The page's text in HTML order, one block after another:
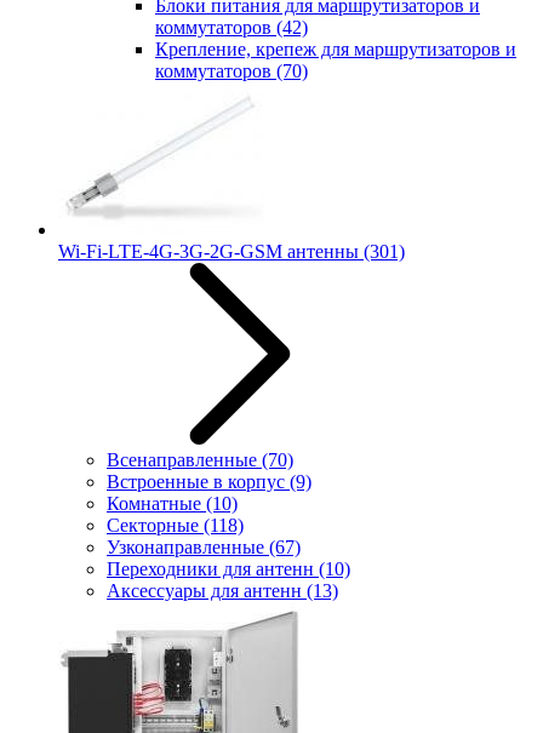
Блоки питания для маршрутизаторов и
коммутаторов (42)
Крепление, крепеж для маршрутизаторов и
коммутаторов (70)
Wi-Fi-LTE-4G-3G-2G-GSM антенны (301)
Всенаправленные (70)
Встроенные в корпус (9)
Комнатные (10)
Секторные (118)
Узконаправленные (67)
Переходники для антенн (10)
Аксессуары для антенн (13)